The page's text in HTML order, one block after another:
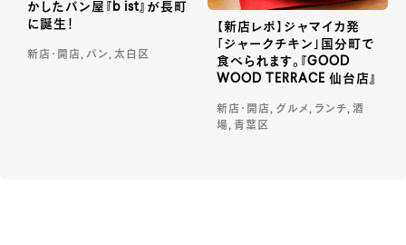
かしたパン屋『b ist』が長町
に誕生！
新店・開店, パン, 太白区
【新店レポ】ジャマイカ発
「ジャークチキン」国分町で
食べられます。『GOOD
WOOD TERRACE 仙台店』
新店・開店, グルメ, ランチ, 酒
場, 青葉区